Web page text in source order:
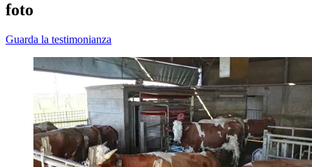
foto
Guarda la testimonianza